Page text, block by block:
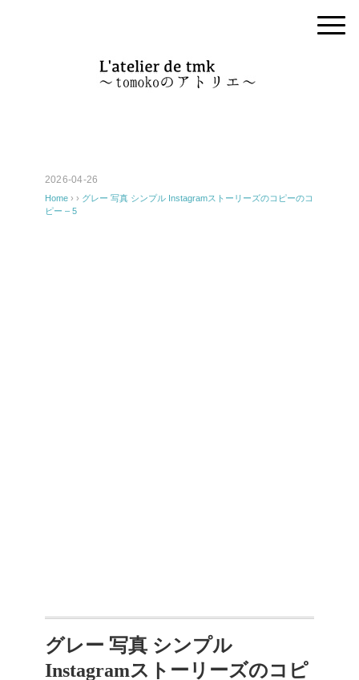
2026-04-26
Home › › グレー 写真 シンプル Instagramストーリーズのコピーのコ
ピー – 5
グレー 写真 シンプル
Instagramストーリーズのコピ